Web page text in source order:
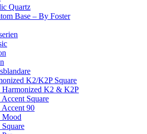
Quartz
Base – By Foster
K2/K2P Square
Harmonized K2 & K2P
Accent Square
Accent 90
Mood
Square